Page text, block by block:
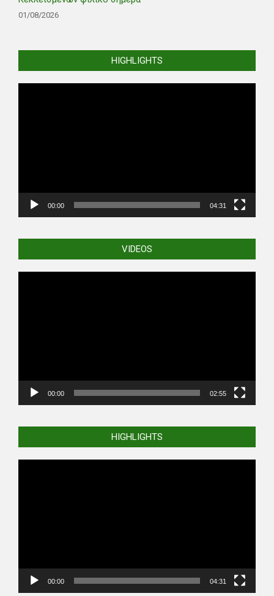
01/08/2026
HIGHLIGHTS
00:00 04:31
VIDEOS
00:00 02:55
HIGHLIGHTS
00:00 04:31